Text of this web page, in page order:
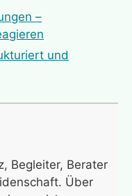
Ludwig
von
etwas
–
und
Begleiter, Berater
Über